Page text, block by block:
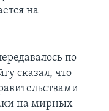
на
по
сказал, что
на мирных